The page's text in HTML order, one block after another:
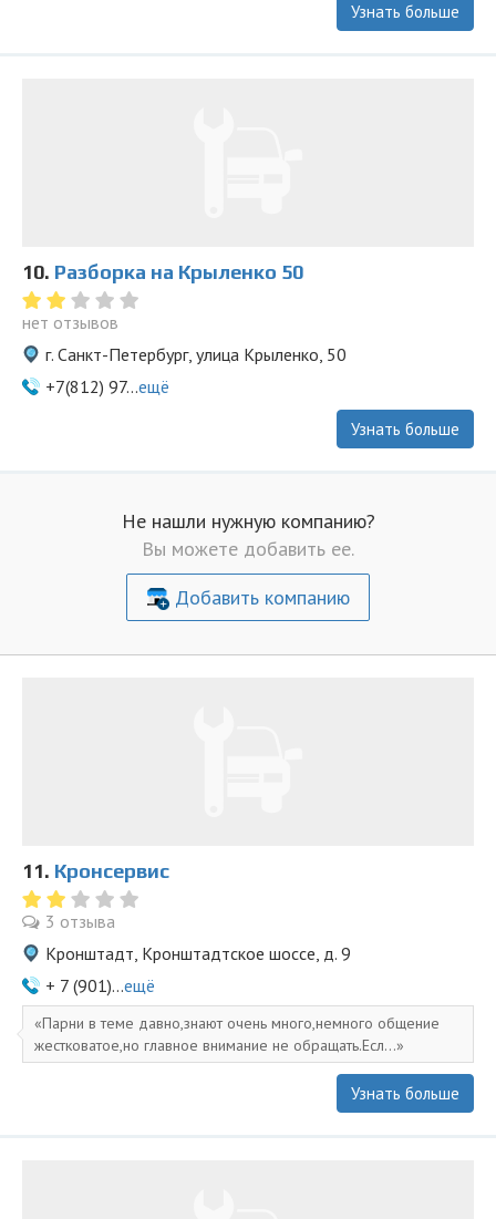
Узнать больше
10. Разборка на Крыленко 50
нет отзывов
г. Санкт-Петербург, улица Крыленко, 50
+7(812) 97...ещё
Узнать больше
Не нашли нужную компанию?
Вы можете добавить ее.
Добавить компанию
11. Кронсервис
3 отзыва
Кронштадт, Кронштадтское шоссе, д. 9
+ 7 (901)...ещё
Парни в теме давно,знают очень много,немного общение
жестковатое,но главное внимание не обращать.Есл...
Узнать больше